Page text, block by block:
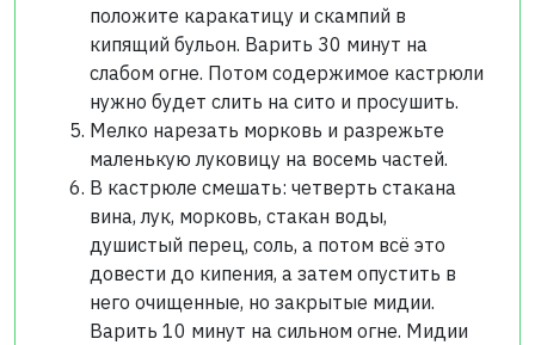
положите каракатицу и скампий в
кипящий бульон. Варить 30 минут на
слабом огне. Потом содержимое кастрюли
нужно будет слить на сито и просушить.
Мелко нарезать морковь и разрежьте
маленькую луковицу на восемь частей.
В кастрюле смешать: четверть стакана
вина, лук, морковь, стакан воды,
душистый перец, соль, а потом всё это
довести до кипения, а затем опустить в
него очищенные, но закрытые мидии.
Варить 10 минут на сильном огне. Мидии